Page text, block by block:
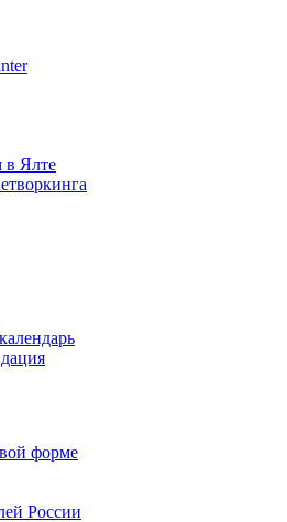
в Ялте
форме
России